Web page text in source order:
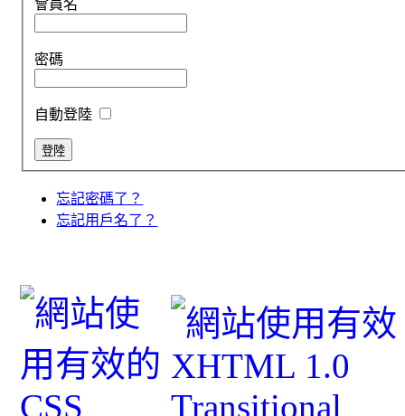
會員名
密碼
自動登陸
忘記密碼了？
忘記用戶名了？